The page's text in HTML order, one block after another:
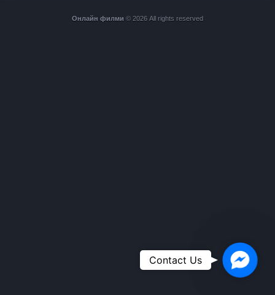
Онлайн филми © 2026 All rights reserved
Contact Us